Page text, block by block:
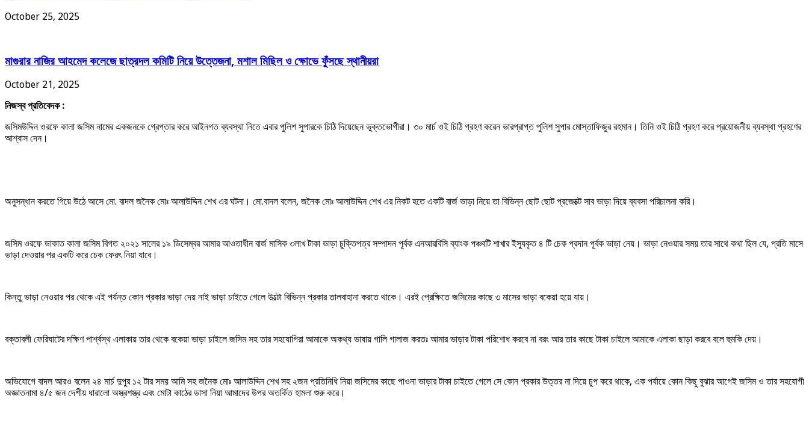
October 25, 2025
মাগুরার নাজির আহমেদ কলেজে ছাত্রদল কমিটি নিয়ে উত্তেজনা, মশাল মিছিল ও ক্ষোভে ফুঁসছে স্থানীয়রা
October 21, 2025
নিজস্ব প্রতিবেদক :
জসিমউদ্দিন ওরফে কালা জসিম নামের একজনকে গ্রেপ্তার করে আইনগত ব্যবস্থা নিতে এবার পুলিশ সুপারকে চিঠি দিয়েছেন ভুক্তভোগীরা। ৩০ মার্চ ওই চিঠি গ্রহণ করেন ভারপ্রাপ্ত পুলিশ সুপার মোস্তাফিজুর রহমান। তিনি ওই চিঠি গ্রহণ করে প্রয়োজনীয় ব্যবস্থা গ্রহণের
আশ্বাস দেন।
অনুসন্ধান করতে গিয়ে উঠে আসে মো. বাদল জনৈক মোঃ আলাউদ্দিন শেখ এর ঘটনা। মো.বাদল বলেন, জনৈক মোঃ আলাউদ্দিন শেখ এর নিকট হতে একটি বার্জ ভাড়া নিয়ে তা বিভিন্ন ছোট ছোট প্রজেক্টে সাব ভাড়া দিয়ে ব্যবসা পরিচালনা করি।
জসিম ওরফে ডাকাত কালা জসিম বিগত ২০২১ সালের ১৯ ডিসেম্বর আমার আওতাধীন বার্জ মাসিক ৩লাখ টাকা ভাড়া চুক্তিপত্র সম্পাদন পূর্বক এনআরবিসি ব্যাংক পঞ্চবটি শাখার ইস্যুকৃত ৪ টি চেক প্রদান পূর্বক ভাড়া নেয়। ভাড়া নেওয়ার সময় তার সাথে কথা ছিল যে, প্রতি মাসে
ভাড়া দেওয়ার পর একটি করে চেক ফেরৎ নিয়া যাবে।
কিন্তু ভাড়া নেওয়ার পর থেকে এই পর্যন্ত কোন প্রকার ভাড়া দেয় নাই ভাড়া চাইতে গেলে উল্টো বিভিন্ন প্রকার তালবাহানা করতে থাকে। এরই প্রেক্ষিতে জসিমের কাছে ৩ মাসের ভাড়া বকেয়া হয়ে যায়।
বক্তাবলী ফেরিঘাটের দক্ষিণ পার্শ্বস্থ এলাকায় তার থেকে বকেয়া ভাড়া চাইলে জসিম সহ তার সহযোগিরা আমাকে অকথ্য ভাষায় গালি গালাজ করতঃ আমার ভাড়ার টাকা পরিশোধ করবে না বরং আর তার কাছে টাকা চাইলে আমাকে এলাকা ছাড়া করবে বলে হুমকি দেয়।
অভিযোগে বাদল আরও বলেন ২৪ মার্চ দুপুর ১২ টার সময় আমি সহ জনৈক মোঃ আলাউদ্দিন শেখ সহ ২জন প্রতিনিধি নিয়া জসিমের কাছে পাওনা ভাড়ার টাকা চাইতে গেলে সে কোন প্রকার উত্তর না দিয়ে চুপ করে থাকে, এক পর্যায়ে কোন কিছু বুঝার আগেই জসিম ও তার সহযোগী
অজ্ঞাতনামা ৪/৫ জন দেশীয় ধারালো অস্ত্রশস্ত্র এবং মোটা কাঠের ডাসা নিয়া আমাদের উপর অতর্কিত হামলা শুরু করে।